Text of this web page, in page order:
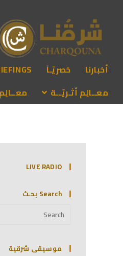
أخبارنا حَصريّـاً
معــالِم أثـريّــة
LIVE RADIO
Search بحـث
موسيقى شرقية